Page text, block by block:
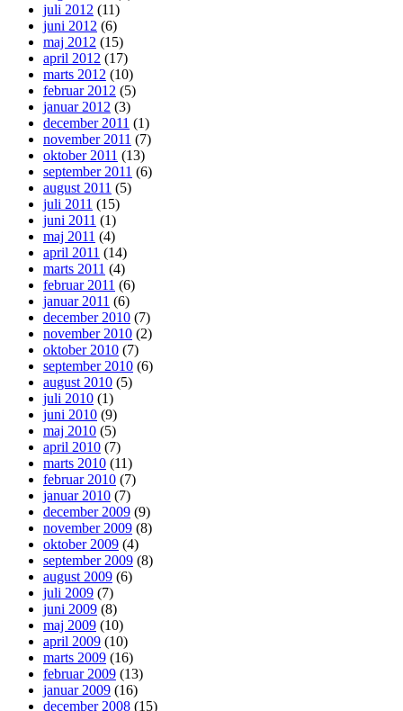
juli 2012 (11)
juni 2012 (6)
maj 2012 (15)
april 2012 (17)
marts 2012 (10)
februar 2012 (5)
januar 2012 (3)
december 2011 (1)
november 2011 (7)
oktober 2011 (13)
september 2011 (6)
august 2011 (5)
juli 2011 (15)
juni 2011 (1)
maj 2011 (4)
april 2011 (14)
marts 2011 (4)
februar 2011 (6)
januar 2011 (6)
december 2010 (7)
november 2010 (2)
oktober 2010 (7)
september 2010 (6)
august 2010 (5)
juli 2010 (1)
juni 2010 (9)
maj 2010 (5)
april 2010 (7)
marts 2010 (11)
februar 2010 (7)
januar 2010 (7)
december 2009 (9)
november 2009 (8)
oktober 2009 (4)
september 2009 (8)
august 2009 (6)
juli 2009 (7)
juni 2009 (8)
maj 2009 (10)
april 2009 (10)
marts 2009 (16)
februar 2009 (13)
januar 2009 (16)
december 2008 (15)